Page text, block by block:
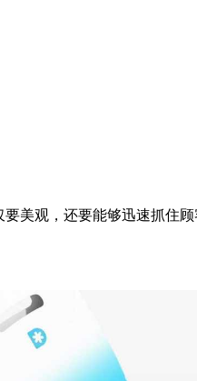
美观，还要能够迅速抓住